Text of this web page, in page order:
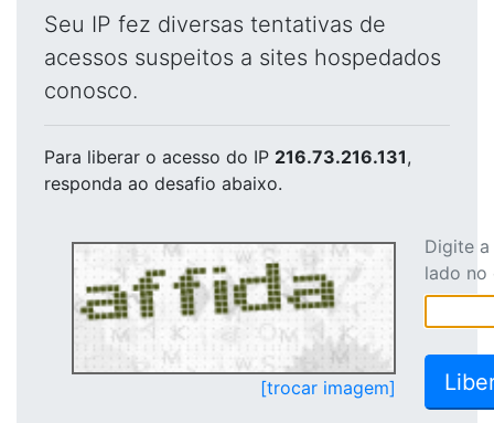
Seu IP fez diversas tentativas de
acessos suspeitos a sites hospedados
conosco.
Para liberar o acesso do IP 216.73.216.131,
responda ao desafio abaixo.
[trocar imagem]
Digite
lado no